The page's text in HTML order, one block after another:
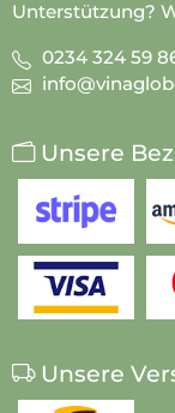
Unterstützung?
0234 324 59
Unsere
Unsere